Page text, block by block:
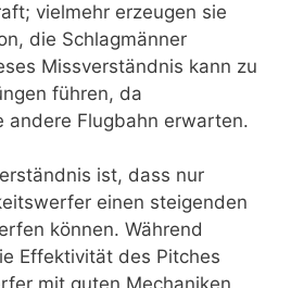
vielmehr erzeugen sie
die Schlagmänner
Missverständnis kann zu
führen, da
andere Flugbahn erwarten.
ist, dass nur
einen steigenden
können. Während
Effektivität des Pitches